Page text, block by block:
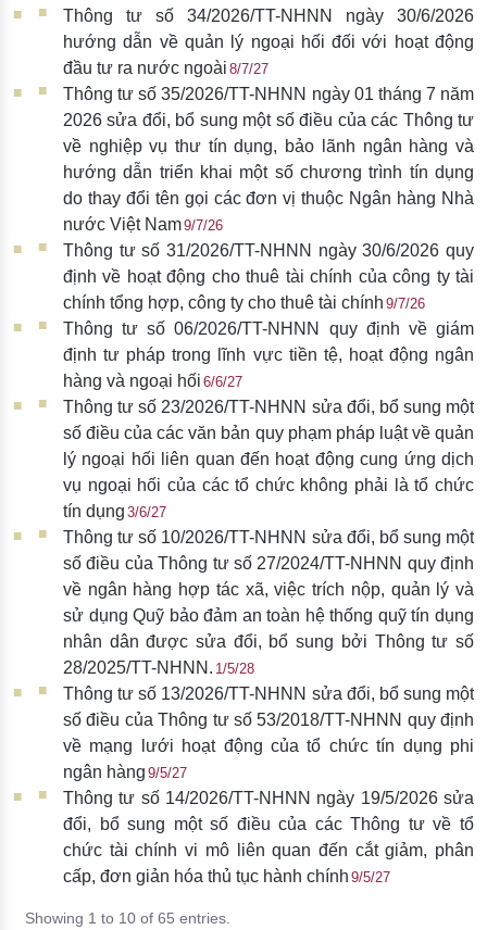
Thông tư số 34/2026/TT-NHNN ngày 30/6/2026
hướng dẫn về quản lý ngoại hối đối với hoạt động
đầu tư ra nước ngoài 8/7/27
Thông tư số 35/2026/TT-NHNN ngày 01 tháng 7 năm
2026 sửa đổi, bổ sung một số điều của các Thông tư
về nghiệp vụ thư tín dụng, bảo lãnh ngân hàng và
hướng dẫn triển khai một số chương trình tín dụng
do thay đổi tên gọi các đơn vị thuộc Ngân hàng Nhà
nước Việt Nam9/7/26
Thông tư số 31/2026/TT-NHNN ngày 30/6/2026 quy
định về hoạt động cho thuê tài chính của công ty tài
chính tổng hợp, công ty cho thuê tài chính 9/7/26
Thông tư số 06/2026/TT-NHNN quy định về giám
định tư pháp trong lĩnh vực tiền tệ, hoạt động ngân
hàng và ngoại hối 6/6/27
Thông tư số 23/2026/TT-NHNN sửa đổi, bổ sung một
số điều của các văn bản quy phạm pháp luật về quản
lý ngoại hối liên quan đến hoạt động cung ứng dịch
vụ ngoại hối của các tổ chức không phải là tổ chức
tín dụng 3/6/27
Thông tư số 10/2026/TT-NHNN sửa đổi, bổ sung một
số điều của Thông tư số 27/2024/TT-NHNN quy định
về ngân hàng hợp tác xã, việc trích nộp, quản lý và
sử dụng Quỹ bảo đảm an toàn hệ thống quỹ tín dụng
nhân dân được sửa đổi, bổ sung bởi Thông tư số
28/2025/TT-NHNN. 1/5/28
Thông tư số 13/2026/TT-NHNN sửa đổi, bổ sung một
số điều của Thông tư số 53/2018/TT-NHNN quy định
về mạng lưới hoạt động của tổ chức tín dụng phi
ngân hàng 9/5/27
Thông tư số 14/2026/TT-NHNN ngày 19/5/2026 sửa
đổi, bổ sung một số điều của các Thông tư về tổ
chức tài chính vi mô liên quan đến cắt giảm, phân
cấp, đơn giản hóa thủ tục hành chính 9/5/27
Showing 1 to 10 of 65 entries.